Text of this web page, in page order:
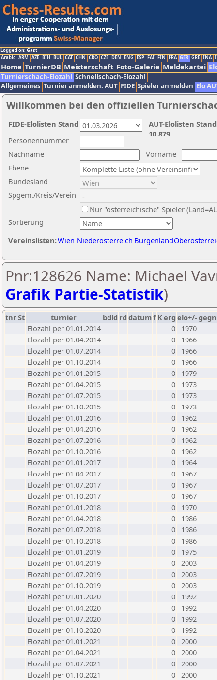
Logged on: Gast
Arabic ARM AZE BIH BUL CAT CHN CRO CZE DEN ENG ESP FAI FIN FRA GER GRE INA
Home TurnierDB Meisterschaft Foto-Galerie Meldekartei
Turnierschach-Elozahl Schnellschach-Elozahl
Allgemeines Turnier anmelden: AUT FIDE Spieler anmelden Elo
Willkommen bei den offiziellen
Nachname
Vorname
Ebene
Sortierung
Personennummer
Bundesland
Spgem./Kreis/Verein
Nur "österreichische" Spieler
Vereinslisten:Wien Niederösterreich Burgenland
AUT-Elolisten
10.879
FIDE-Elolisten Stand
Pnr:128626 Name: Michael
Grafik Partie-Statistik)
tnrSt turnier bdld rd datumf Kerg elo+/-
Elozahl per 01.01.2014
0
1970
Elozahl per 01.04.2014
0
1966
Elozahl per 01.07.2014
0
1966
Elozahl per 01.10.2014
0
1966
Elozahl per 01.01.2015
0
1979
Elozahl per 01.04.2015
0
1973
Elozahl per 01.07.2015
0
1973
Elozahl per 01.10.2015
0
1973
Elozahl per 01.01.2016
0
1962
Elozahl per 01.04.2016
0
1962
Elozahl per 01.07.2016
0
1962
Elozahl per 01.10.2016
0
1962
Elozahl per 01.01.2017
0
1964
Elozahl per 01.04.2017
0
1967
Elozahl per 01.07.2017
0
1967
Elozahl per 01.10.2017
0
1967
Elozahl per 01.01.2018
0
1970
Elozahl per 01.04.2018
0
1986
Elozahl per 01.07.2018
0
1986
Elozahl per 01.10.2018
0
1986
Elozahl per 01.01.2019
0
1975
Elozahl per 01.04.2019
0 2003
Elozahl per 01.07.2019
0 2003
Elozahl per 01.10.2019
0 2003
Elozahl per 01.01.2020
0
1992
Elozahl per 01.04.2020
0
1992
Elozahl per 01.07.2020
0
1992
Elozahl per 01.10.2020
0
1992
Elozahl per 01.01.2021
0 2000
Elozahl per 01.04.2021
0 2000
Elozahl per 01.07.2021
0 2000
Elozahl per 01.10.2021
0 2000